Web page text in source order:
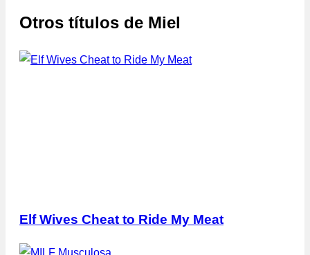
Otros títulos de Miel
Elf Wives Cheat to Ride My Meat